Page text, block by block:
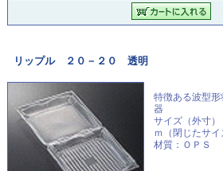
リップル ２０－２０ 透明
特徴ある波型形
器
サイズ（外寸
ｍ（閉じたサイ
材質：ＯＰＳ